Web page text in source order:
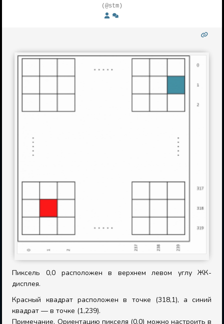
(@stm)
Пиксель 0,0 расположен в верхнем левом углу ЖК-
дисплея.
Красный квадрат расположен в точке (318,1), а синий
квадрат — в точке (1,239).
Примечание. Ориентацию пикселя (0,0) можно настроить в